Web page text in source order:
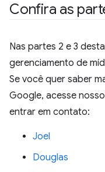
Confira as
Nas partes 2 e 3
gerenciamento de
Se você quer saber
Google, acesse
entrar em contato:
Joel
Douglas